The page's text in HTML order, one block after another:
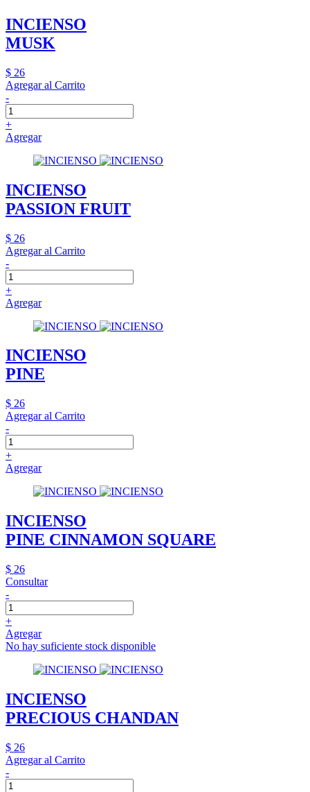
INCIENSO
MUSK
$ 26
Agregar al Carrito
-
+
Agregar
INCIENSO
PASSION FRUIT
$ 26
Agregar al Carrito
-
+
Agregar
INCIENSO
PINE
$ 26
Agregar al Carrito
-
+
Agregar
INCIENSO
PINE CINNAMON SQUARE
$ 26
Consultar
-
+
Agregar
No hay suficiente stock disponible
INCIENSO
PRECIOUS CHANDAN
$ 26
Agregar al Carrito
-